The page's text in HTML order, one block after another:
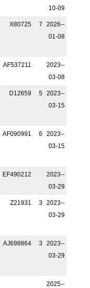
10-09
X80725 7
2026-­
01-08
AF537211
2023-­
03-08
D12659 5
2023-­
03-15
AF090991 6
2023-­
03-15
EF490212
2023-­
03-29
Z21931 3
2023-­
03-29
AJ698864 3
2023-­
03-29
2025-­